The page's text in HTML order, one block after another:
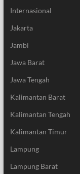
Internasional
Jakarta
Jambi
Jawa Barat
Jawa Tengah
Kalimantan Barat
Kalimantan Tengah
Kalimantan Timur
Lampung
Lampung Barat